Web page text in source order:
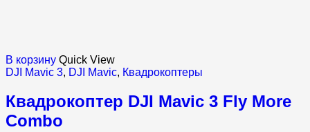
В корзину Quick View
DJI Mavic 3, DJI Mavic, Квадрокоптеры
Квадрокоптер DJI Mavic 3 Fly More
Combo